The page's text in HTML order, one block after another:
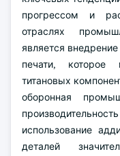
прогрессом и
отраслях
является внедрение
печати, которое
титановых
оборонная
использование
деталей